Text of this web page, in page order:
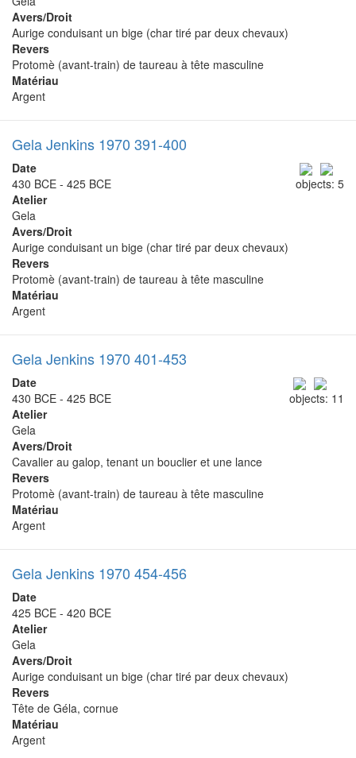
Avers/Droit
Aurige conduisant un bige (char tiré par deux chevaux)
Revers
Protomè (avant-train) de taureau à tête masculine
Matériau
Argent
Gela Jenkins 1970 391-400
objects: 5
Date
430 BCE - 425 BCE
Atelier
Gela
Avers/Droit
Aurige conduisant un bige (char tiré par deux chevaux)
Revers
Protomè (avant-train) de taureau à tête masculine
Matériau
Argent
Gela Jenkins 1970 401-453
objects: 11
Date
430 BCE - 425 BCE
Atelier
Gela
Avers/Droit
Cavalier au galop, tenant un bouclier et une lance
Revers
Protomè (avant-train) de taureau à tête masculine
Matériau
Argent
Gela Jenkins 1970 454-456
Date
425 BCE - 420 BCE
Atelier
Gela
Avers/Droit
Aurige conduisant un bige (char tiré par deux chevaux)
Revers
Tête de Géla, cornue
Matériau
Argent